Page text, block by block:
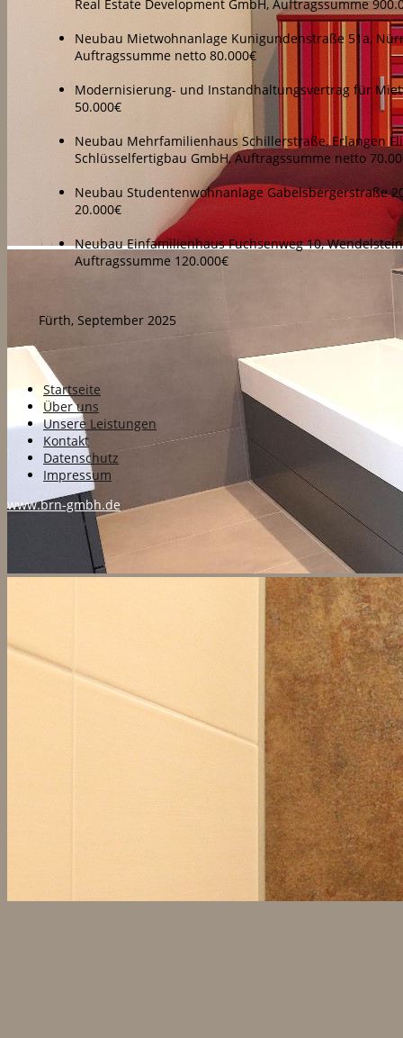
Real Estate Development GmbH, Auftragssumme
Neubau Mietwohnanlage Kunigundenstraße 51a,
Auftragssumme netto 80.000€
Modernisierung- und Instandhaltungsvertrag für
50.000€
Neubau Mehrfamilienhaus Schillerstraße, Erlangen
Schlüsselfertigbau GmbH, Auftragssumme netto
Neubau Studentenwohnanlage Gabelsbergerstraße
20.000€
Neubau Einfamilienhaus Fuchsenweg 10,
Auftragssumme 120.000€
Fürth, September 2025
Startseite
Über uns
Unsere Leistungen
Kontakt
Datenschutz
Impressum
www.brn-gmbh.de